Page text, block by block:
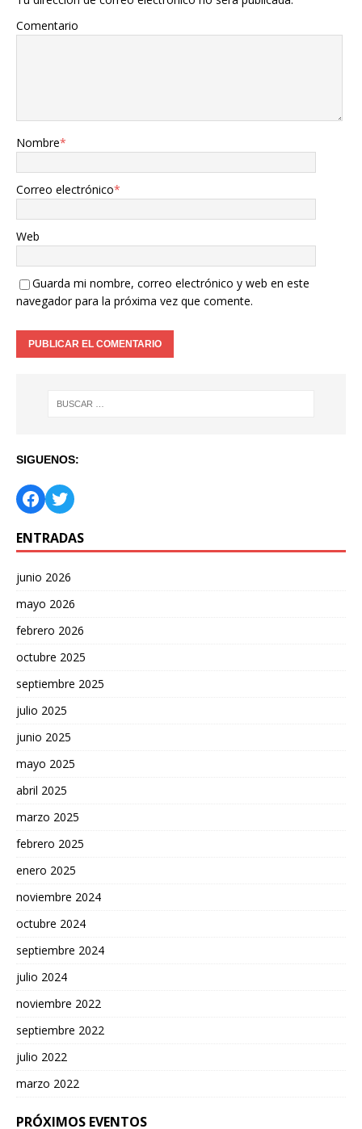
Comentario
Nombre*
Correo electrónico*
Web
Guarda mi nombre, correo electrónico y web en este
navegador para la próxima vez que comente.
SIGUENOS:
ENTRADAS
junio 2026
mayo 2026
febrero 2026
octubre 2025
septiembre 2025
julio 2025
junio 2025
mayo 2025
abril 2025
marzo 2025
febrero 2025
enero 2025
noviembre 2024
octubre 2024
septiembre 2024
julio 2024
noviembre 2022
septiembre 2022
julio 2022
marzo 2022
PRÓXIMOS EVENTOS